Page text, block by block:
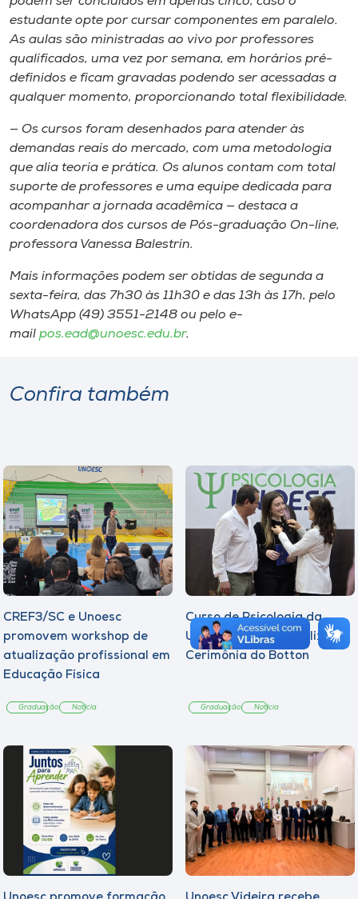
A+
A-
estudante opte por cursar componentes em paralelo.
As aulas são ministradas ao vivo por professores
qualificados, uma vez por semana, em horários pré-
definidos e ficam gravadas podendo ser acessadas a
qualquer momento, proporcionando total flexibilidade.
— Os cursos foram desenhados para atender às
demandas reais do mercado, com uma metodologia
que alia teoria e prática. Os alunos contam com total
suporte de professores e uma equipe dedicada para
acompanhar a jornada acadêmica — destaca a
coordenadora dos cursos de Pós-graduação On-line,
professora Vanessa Balestrin.
Mais informações podem ser obtidas de segunda a
sexta-feira, das 7h30 às 11h30 e das 13h às 17h, pelo
WhatsApp (49) 3551-2148 ou pelo e-
mail pos.ead@unoesc.edu.br.
Confira também
CREF3/SC e Unoesc
promovem workshop de
atualização profissional em
Educação Física
Graduação Notícia
Curso de Psicologia da
Unoesc Joaçaba realiza 2ª
Cerimônia do Botton
Graduação Notícia